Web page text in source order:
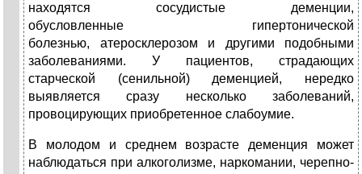
находятся сосудистые деменции,
обусловленные гипертонической
болезнью, атеросклерозом и другими подобными
заболеваниями. У пациентов, страдающих
старческой (сенильной) деменцией, нередко
выявляется сразу несколько заболеваний,
провоцирующих приобретенное слабоумие.
В молодом и среднем возрасте деменция может
наблюдаться при алкоголизме, наркомании, черепно-